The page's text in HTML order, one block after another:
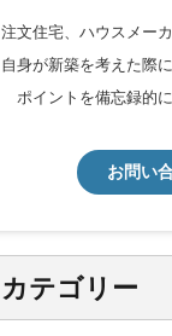
注文住宅、ハウスメー
自身が新築を考えた際
ポイントを備忘録的
お問い
カテゴリー